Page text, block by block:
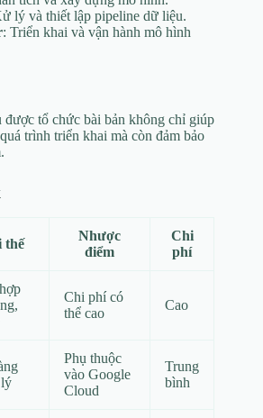
lý và thiết lập pipeline dữ liệu.
: Triển khai và vận hành mô hình
được tổ chức bài bản không chỉ giúp
trình triển khai mà còn đảm bảo
thế
Nhược
điểm
Chi
phí
Chi phí có
thể cao
Cao
Phụ thuộc
vào Google
Cloud
Trung
bình